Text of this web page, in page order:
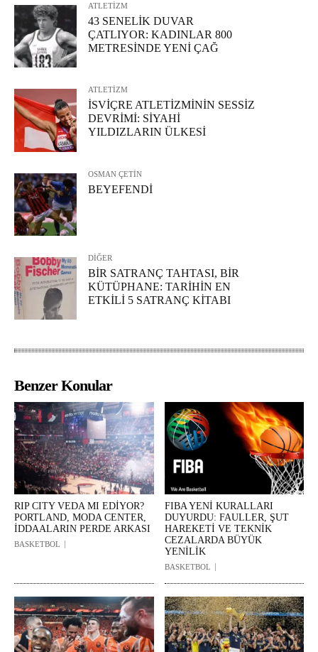
ATLETİZM
43 SENELİK DUVAR
ÇATLIYOR: KADINLAR 800
METRESİNDE YENİ ÇAĞ
ATLETİZM
İSVİÇRE ATLETİZMİNİN SESSİZ
DEVRİMİ: SİYAHİ
YILDIZLARIN ÜLKESİ
OSMAN ÇETİN
BEYEFENDİ
DİĞER
BİR SATRANÇ TAHTASI, BİR
KÜTÜPHANE: TARİHİN EN
ETKİLİ 5 SATRANÇ KİTABI
Benzer Konular
RIP CITY VEDA MI EDİYOR?
PORTLAND, MODA CENTER,
İDDAALARIN PERDE ARKASI
BASKETBOL
FIBA YENİ KURALLARI
DUYURDU: FAULLER, ŞUT
HAREKETİ VE TEKNİK
CEZALARDA BÜYÜK
YENİLİK
BASKETBOL